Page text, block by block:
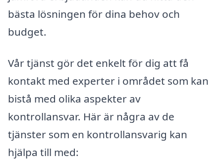
bästa lösningen för dina behov och
budget.
Vår tjänst gör det enkelt för dig att få
kontakt med experter i området som kan
bistå med olika aspekter av
kontrollansvar. Här är några av de
tjänster som en kontrollansvarig kan
hjälpa till med: